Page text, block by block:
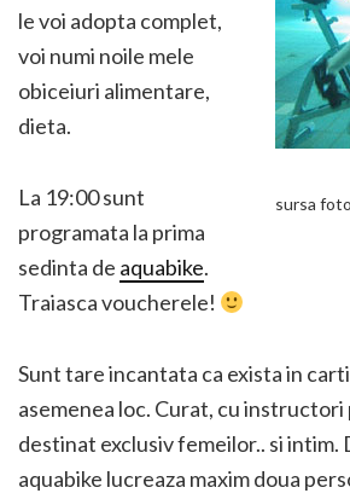
sursa
le voi adopta complet,
voi numi noile mele
obiceiuri alimentare,
dieta.
La 19:00 sunt
programata la prima
sedinta de aquabike.
Traiasca voucherele!
Sunt tare incantata ca exista in
asemenea loc. Curat, cu
destinat exclusiv femeilor.. si intim.
aquabike lucreaza maxim doua